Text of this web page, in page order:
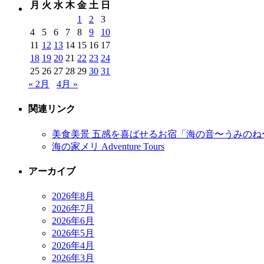
月 火 水 木 金 土 日
1
2
3
4
5 6 7 8 9
10
11 12 13 14 15 16 17
18 19 20 21 22 23 24
25 26 27 28 29 30 31
« 2月
4月 »
関連リンク
美食美景 五感を喜ばせるお宿「海の音〜うみのね
海の家メリ Adventure Tours
アーカイブ
2026年8月
2026年7月
2026年6月
2026年5月
2026年4月
2026年3月